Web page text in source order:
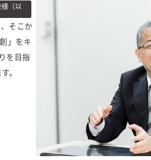
（以
そこか
」をキ
を目指
。